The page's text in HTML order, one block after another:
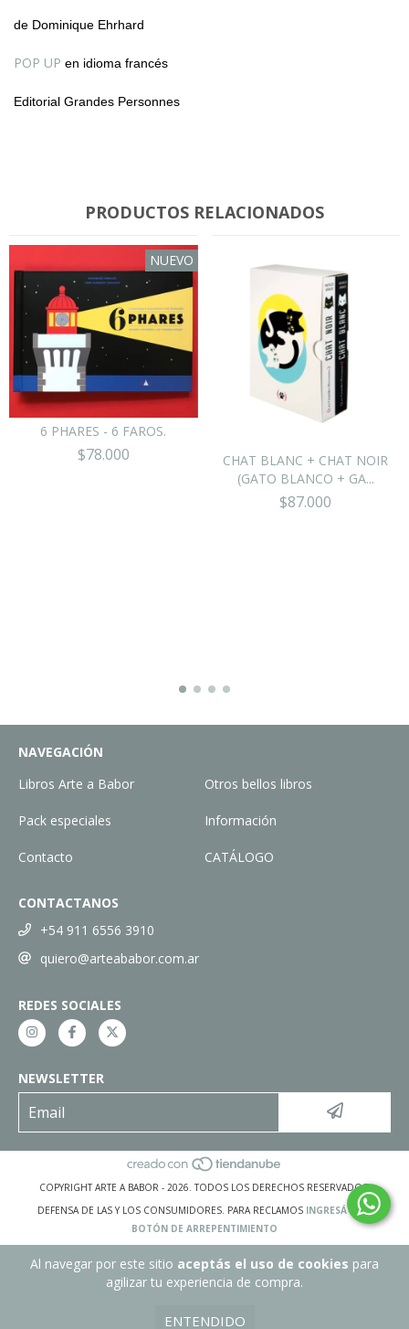
Al navegar por este sitio aceptás el uso de cookies para
agilizar tu experiencia de compra.
ENTENDIDO
de Dominique Ehrhard
POP UP en idioma francés
Editorial Grandes Personnes
PRODUCTOS RELACIONADOS
NUEVO
6 PHARES - 6 FAROS.
$78.000
CHAT BLANC + CHAT NOIR
(GATO BLANCO + GA...
$87.000
NAVEGACIÓN
Libros Arte a Babor
Otros bellos libros
Pack especiales Información
Contacto CATÁLOGO
CONTACTANOS
+54 911 6556 3910
quiero@arteababor.com.ar
REDES SOCIALES
NEWSLETTER
COPYRIGHT ARTE A BABOR - 2026. TODOS LOS DERECHOS RESERVADOS.
DEFENSA DE LAS Y LOS CONSUMIDORES. PARA RECLAMOS INGRESÁ ACÁ.
BOTÓN DE ARREPENTIMIENTO